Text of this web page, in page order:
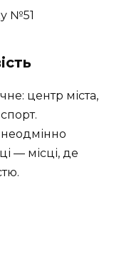
центр міста,
— місці, де